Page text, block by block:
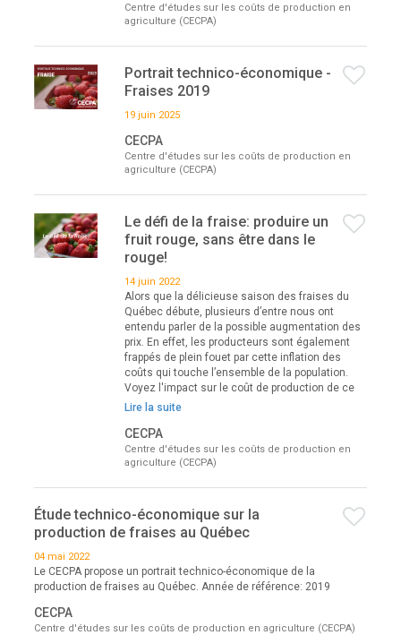
Centre d'études sur les coûts de production en
agriculture (CECPA)
Portrait technico-économique -
Fraises 2019
19 juin 2025
CECPA
Centre d'études sur les coûts de production en
agriculture (CECPA)
Le défi de la fraise: produire un
fruit rouge, sans être dans le
rouge!
14 juin 2022
Alors que la délicieuse saison des fraises du
Québec débute, plusieurs d’entre nous ont
entendu parler de la possible augmentation des
prix. En effet, les producteurs sont également
frappés de plein fouet par cette inflation des
coûts qui touche l’ensemble de la population.
Voyez l'impact sur le coût de production de ce
Lire la suite
CECPA
Centre d'études sur les coûts de production en
agriculture (CECPA)
Étude technico-économique sur la
production de fraises au Québec
04 mai 2022
Le CECPA propose un portrait technico-économique de la
production de fraises au Québec. Année de référence: 2019
CECPA
Centre d'études sur les coûts de production en agriculture (CECPA)